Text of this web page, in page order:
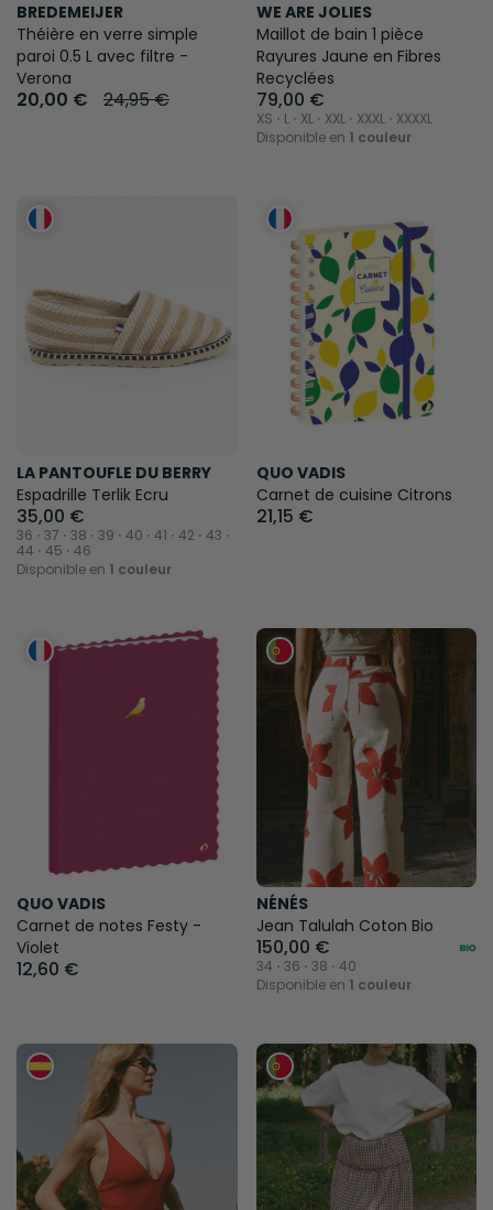
BREDEMEIJER
Théière en verre simple
paroi 0.5 L avec filtre -
Verona
20,00 € 24,95 €
WE ARE JOLIES
Maillot de bain 1 pièce
Rayures Jaune en Fibres
Recyclées
79,00 €
XS ⋅ L ⋅ XL ⋅ XXL ⋅ XXXL ⋅ XXXXL
Disponible en 1 couleur
LA PANTOUFLE DU BERRY
Espadrille Terlik Ecru
35,00 €
36 ⋅ 37 ⋅ 38 ⋅ 39 ⋅ 40 ⋅ 41 ⋅ 42 ⋅ 43 ⋅
44 ⋅ 45 ⋅ 46
Disponible en 1 couleur
QUO VADIS
Carnet de cuisine Citrons
21,15 €
QUO VADIS
Carnet de notes Festy -
Violet
12,60 €
NÉNÉS
Jean Talulah Coton Bio
150,00 €
34 ⋅ 36 ⋅ 38 ⋅ 40
Disponible en 1 couleur